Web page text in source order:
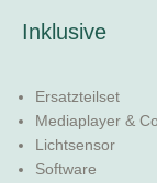
Inklusive
Ersatzteilset
Mediaplayer &
Lichtsensor
Software